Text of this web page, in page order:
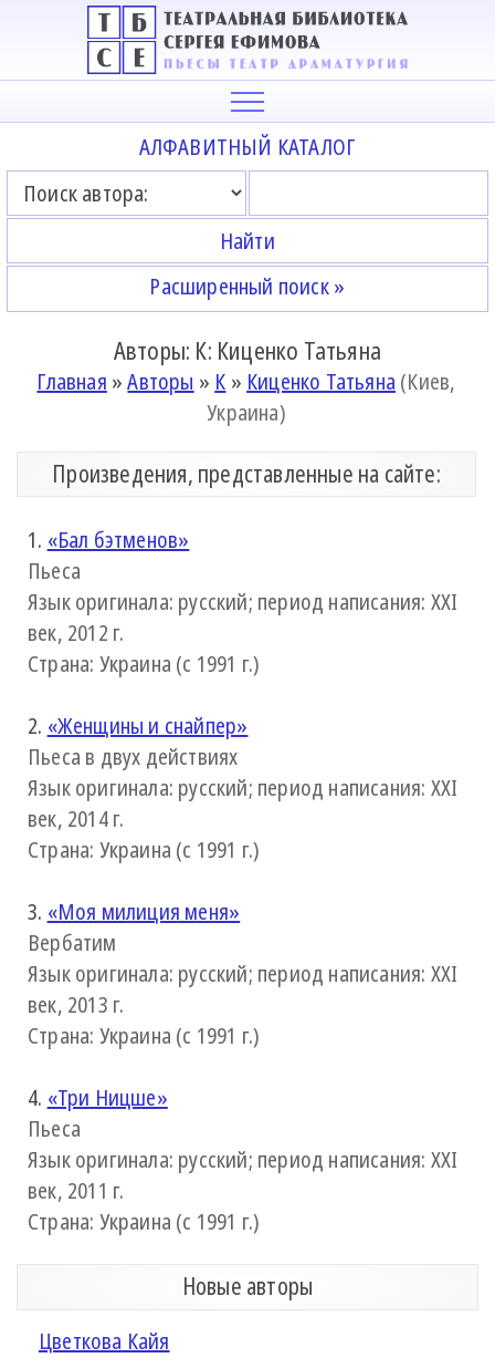
АЛФАВИТНЫЙ КАТАЛОГ
Расширенный поиск »
Авторы: К: Киценко Татьяна
Главная »Авторы » К » Киценко Татьяна (Киев,
Украина)
Произведения, представленные на сайте:
1. «Бал бэтменов»
Пьеса
Язык оригинала: русский; период написания: XXI
век, 2012 г.
Страна: Украина (с 1991 г.)
2. «Женщины и снайпер»
Пьеса в двух действиях
Язык оригинала: русский; период написания: XXI
век, 2014 г.
Страна: Украина (с 1991 г.)
3. «Моя милиция меня»
Вербатим
Язык оригинала: русский; период написания: XXI
век, 2013 г.
Страна: Украина (с 1991 г.)
4. «Три Ницше»
Пьеса
Язык оригинала: русский; период написания: XXI
век, 2011 г.
Страна: Украина (с 1991 г.)
Новые авторы
Цветкова Кайя